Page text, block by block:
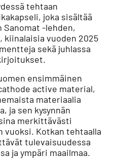
tehtaan
joka sisältää
Sanomat -lehden,
vuoden 2025
sekä juhlassa
ensimmäinen
active material,
materiaalia
ja sen kysynnän
merkittävästi
Kotkan tehtaalla
tulevaisuudessa
ja ympäri maailmaa.